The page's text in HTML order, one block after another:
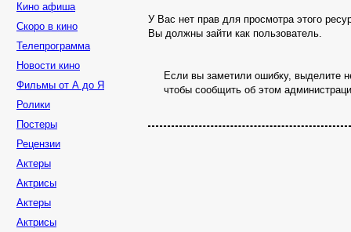
Кино афиша
Скоро в кино
Телепрограмма
Новости кино
Фильмы от А до Я
Ролики
Постеры
Рецензии
Актеры
Актрисы
Актеры
Актрисы
У Вас нет прав для просмотра этого
Вы должны зайти как пользователь.
Если вы заметили ошибку, выделите
чтобы сообщить об этом